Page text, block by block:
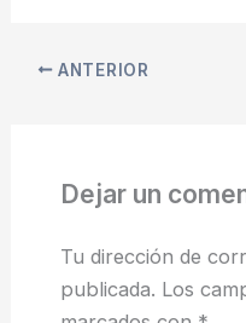
ANTERIOR
Dejar un
Tu dirección de
publicada. Los